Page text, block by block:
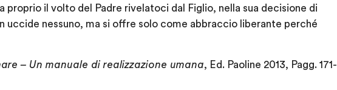
proprio il volto del Padre rivelatoci dal Figlio, nella sua decisione di
uccide nessuno, ma si offre solo come abbraccio liberante perché
– Un manuale di realizzazione umana, Ed. Paoline 2013, Pagg. 171-